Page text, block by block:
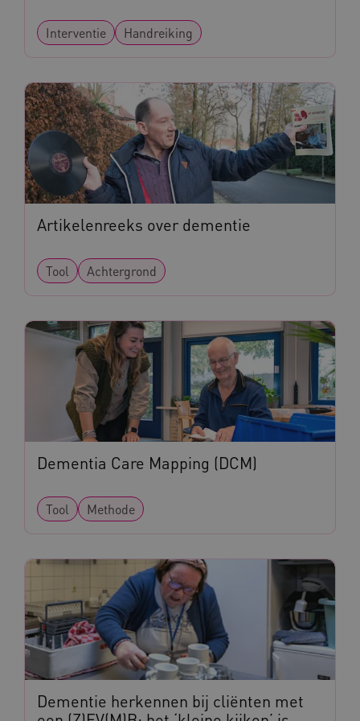
Interventie Handreiking
Artikelenreeks over dementie
Tool Achtergrond
Dementia Care Mapping (DCM)
Tool Methode
Dementie herkennen bij cliënten met
BCSessionID vilans.blueconic.net
ARRAffinity
Microsoft Corporation
CookieScriptConsent
CookieScript
www.kennispleingehandicaptensector.nl
AWSALBCORS
Amazon.com Inc.
AWSALBCORS
Amazon.com Inc.
a594.kennispleingehandicaptensector.nl